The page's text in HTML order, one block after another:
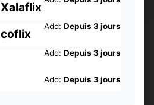
Xalaflix
Add: Depuis 3 jours
coflix
Add: Depuis 3 jours
Add: Depuis 3 jours